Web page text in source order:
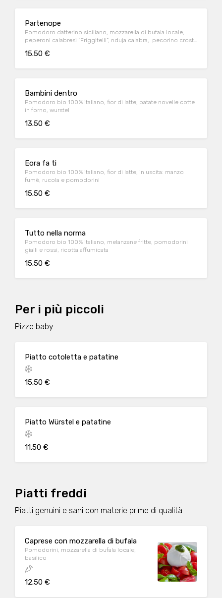
Partenope
Pomodoro datterino siciliano, mozzarella di bufala locale,
peperoni calabresi “Friggitelli”, nduja calabra, pecorino crosta
15.50 €
Bambini dentro
Pomodoro bio 100% italiano, fior di latte, patate novelle cotte
in forno, wurstel
13.50 €
Eora fa ti
Pomodoro bio 100% italiano, fior di latte, in uscita: manzo
fumè, rucola e pomodorini
15.50 €
Tutto nella norma
Pomodoro bio 100% italiano, melanzane fritte, pomodorini
gialli e rossi, ricotta affumicata
15.50 €
Per i più piccoli
Pizze baby
Piatto cotoletta e patatine
15.50 €
Piatto Würstel e patatine
11.50 €
Piatti freddi
Piatti genuini e sani con materie prime di qualità
Caprese con mozzarella di bufala
Pomodorini, mozzarella di bufala locale,
basilico
12.50 €